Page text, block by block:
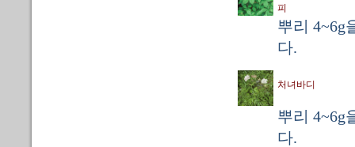
피
뿌리 4~6g
다.
처녀바디
뿌리 4~6g
다.